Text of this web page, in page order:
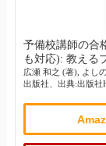
予備校講師の合
も対応): 教える
広瀬 和之 (著), よし
出版社、出典:出版社